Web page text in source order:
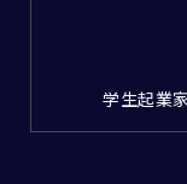
学生起業